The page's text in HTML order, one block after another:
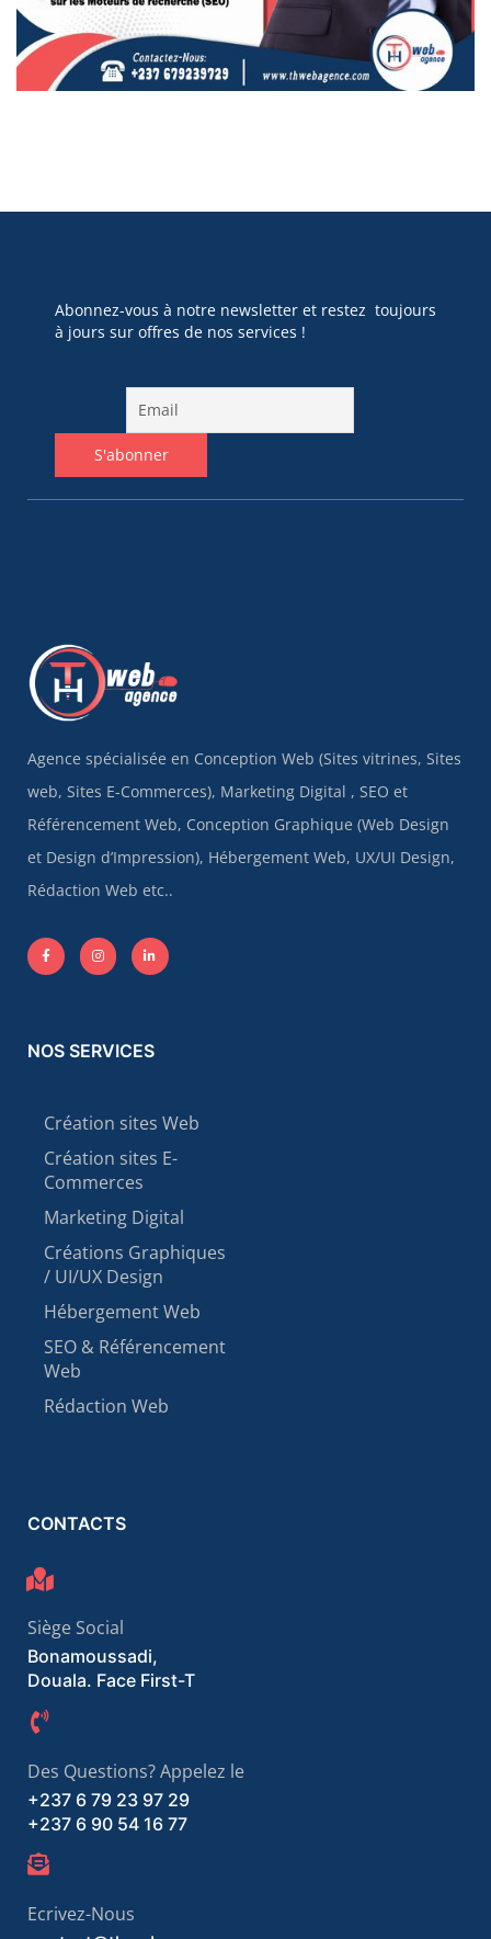
Abonnez-vous à notre newsletter et restez toujours
à jours sur offres de nos services !
Agence spécialisée en Conception Web (Sites vitrines, Sites
web, Sites E-Commerces), Marketing Digital , SEO et
Référencement Web, Conception Graphique (Web Design
et Design d’Impression), Hébergement Web, UX/UI Design,
Rédaction Web etc..
NOS SERVICES
Création sites Web
Création sites E-
Commerces
Marketing Digital
Créations Graphiques
/ UI/UX Design
Hébergement Web
SEO & Référencement
Web
Rédaction Web
CONTACTS
Siège Social
Bonamoussadi,
Douala. Face First-T
Des Questions? Appelez le
+237 6 79 23 97 29
+237 6 90 54 16 77
Ecrivez-Nous